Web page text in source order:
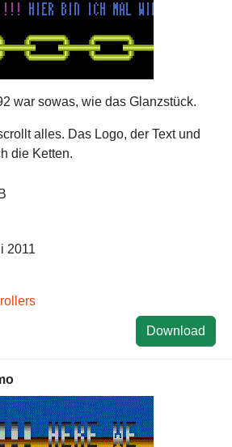
war sowas, wie das Glanzstück.
alles. Das Logo, der Text und
die Ketten.
2011
Download